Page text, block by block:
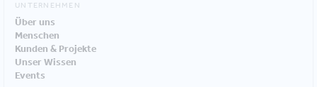
UNTERNEHMEN
Über uns
Menschen
Kunden & Projekte
Unser Wissen
Events